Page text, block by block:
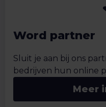
Word partner
Sluit je aan bij ons
bedrijven hun online
Meer